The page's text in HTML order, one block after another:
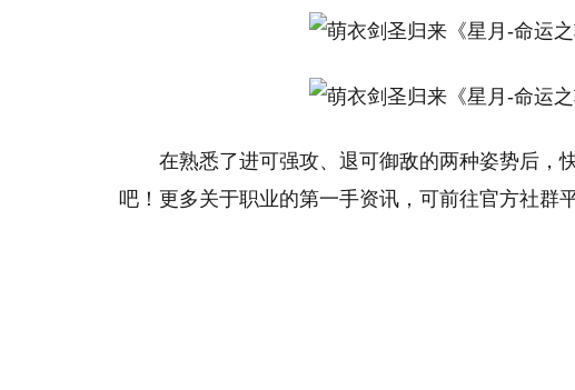
在熟悉了进可强攻、退可御敌的两种姿势后，
吧！更多关于职业的第一手资讯，可前往官方社群